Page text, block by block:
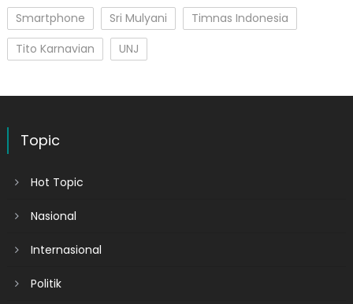
Smartphone
Sri Mulyani
Timnas Indonesia
Tito Karnavian
UNJ
Topic
Hot Topic
Nasional
Internasional
Politik